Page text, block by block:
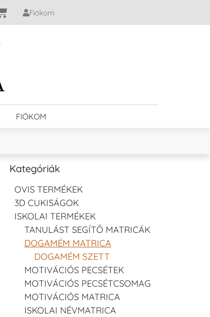
Fiókom
FIÓKOM
Kategóriák
OVIS TERMÉKEK
3D CUKISÁGOK
ISKOLAI TERMÉKEK
TANULÁST SEGÍTŐ MATRICÁK
DOGAMÉM MATRICA
DOGAMÉM SZETT
MOTIVÁCIÓS PECSÉTEK
MOTIVÁCIÓS PECSÉTCSOMAG
MOTIVÁCIÓS MATRICA
ISKOLAI NÉVMATRICA